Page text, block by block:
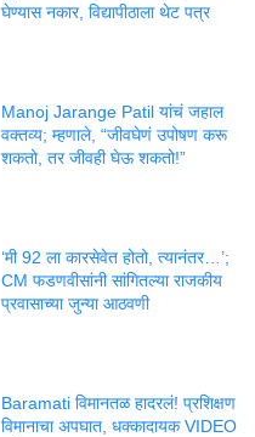
घेण्यास नकार, विद्यापीठाला थेट पत्र
Manoj Jarange Patil यांचं जहाल
वक्तव्य; म्हणाले, “जीवघेणं उपोषण करू
शकतो, तर जीवही घेऊ शकतो!”
‘मी 92 ला कारसेवेत होतो, त्यानंतर…’;
CM फडणवीसांनी सांगितल्या राजकीय
प्रवासाच्या जुन्या आठवणी
Baramati विमानतळ हादरलं! प्रशिक्षण
विमानाचा अपघात, धक्कादायक VIDEO